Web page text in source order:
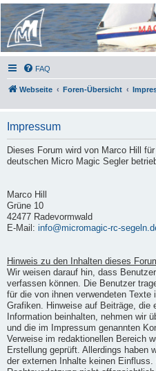
Micro Magic Forum
Deutschland
FAQ
Webseite Foren-Übersicht
Impressum
Dieses Forum wird von Marco Hill
deutschen Micro Magic Segler
Marco Hill
Grüne 10
42477 Radevormwald
E-Mail: info@micromagic-rc-
Hinweis zu den Inhalten dieses
Wir weisen darauf hin, dass
verfassen können. Die Benutzer
für die von ihnen verwendeten Texte
Grafiken. Hinweise auf Beiträge, die
Information beinhalten, nehmen wir
und die im Impressum genannten
Verweise im redaktionellen Bereich
Erstellung geprüft. Allerdings haben
der externen Inhalte keinen